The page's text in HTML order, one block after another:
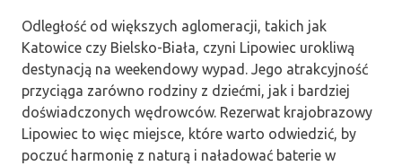
Odległość od większych aglomeracji, takich jak
Katowice czy Bielsko-Biała, czyni Lipowiec urokliwą
destynacją na weekendowy wypad. Jego atrakcyjność
przyciąga zarówno rodziny z dziećmi, jak i bardziej
doświadczonych wędrowców. Rezerwat krajobrazowy
Lipowiec to więc miejsce, które warto odwiedzić, by
poczuć harmonię z naturą i naładować baterie w